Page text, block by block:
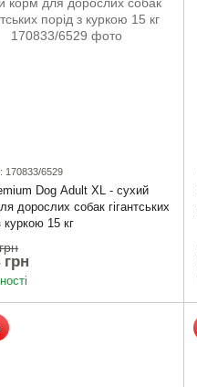
170833/6529
Dog Adult XL - сухий
дорослих собак гігантських
куркою 15 кг
грн